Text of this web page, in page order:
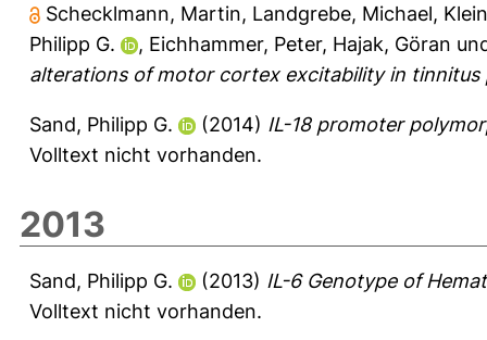
Schecklmann, Martin, Landgrebe, Michael,
Philipp G.
, Eichhammer, Peter, Hajak, Göran
alterations of motor cortex excitability in tinnitus
Sand, Philipp G. (2014) IL-18 promoter
Volltext nicht vorhanden.
2013
Sand, Philipp G. (2013) IL-6 Genotype of
Volltext nicht vorhanden.